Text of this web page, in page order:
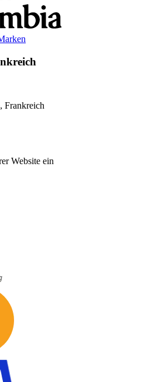
Frankreich
Website ein